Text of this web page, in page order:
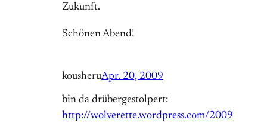
Zukunft.
Schönen Abend!
kousheruApr. 20, 2009
bin da drübergestolpert:
http://wolverette.wordpress.com/2009